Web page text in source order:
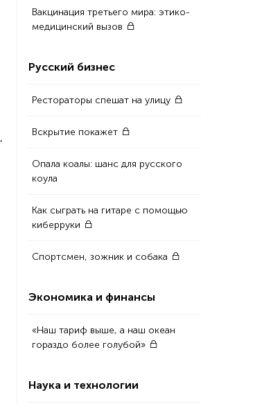
Вакцинация третьего мира: этико-
медицинский вызов
Русский бизнес
Рестораторы спешат на улицу
Вскрытие покажет
Опала коалы: шанс для русского
коула
Как сыграть на гитаре с помощью
киберруки
Спортсмен, зожник и собака
Экономика и финансы
«Наш тариф выше, а наш океан
гораздо более голубой»
Наука и технологии